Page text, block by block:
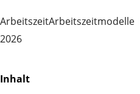
ArbeitszeitArbeitszeitmodelle
2026
Inhalt